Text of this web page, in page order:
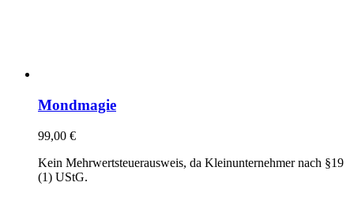
Mondmagie
99,00 €
Kein Mehrwertsteuerausweis, da Kleinunternehmer nach §19
(1) UStG.